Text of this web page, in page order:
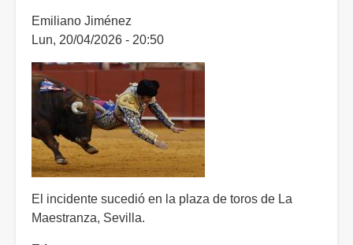
grande
Emiliano Jiménez
Lun, 20/04/2026 - 20:50
El incidente sucedió en la plaza de toros de La
Maestranza, Sevilla.